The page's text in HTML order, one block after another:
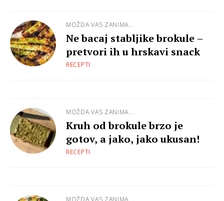
MOŽDA VAS ZANIMA...
Ne bacaj stabljike brokule –
pretvori ih u hrskavi snack
RECEPTI
MOŽDA VAS ZANIMA...
Kruh od brokule brzo je
gotov, a jako, jako ukusan!
RECEPTI
MOŽDA VAS ZANIMA...